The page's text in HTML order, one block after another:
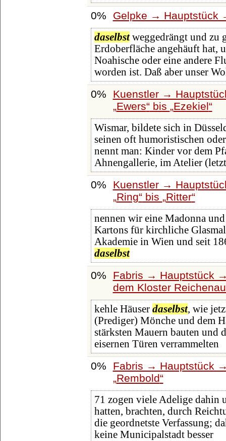
0% Gelpke → Hauptstück
daselbstweggedrängt und zu
Erdoberfläche angehäuft hat,
Noahische oder eine andere
worden ist. Daß aber unser
0%
Kuenstler →
Ewers bis Ezekiel
Wismar, bildete sich in
seinen oft humoristischen
nennt man: Kinder vor dem
Ahnengallerie, im Atelier
0%
Kuenstler →
Ring bis Ritter
nennen wir eine Madonna
Kartons für kirchliche
Akademie in Wien und seit
daselbst
0%
Fabris → Hauptstück
dem Kloster
kehle Häuser daselbst, wie
(Prediger) Mönche und dem
stärksten Mauern bauten und
eisernen Türen verrammelten
0%
Fabris → Hauptstück
Rembold
71 zogen viele Adelige dahin
hatten, brachten, durch
die geordnetste Verfassung;
keine Municipalstadt besser